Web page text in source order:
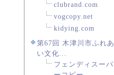
clubrand.com
vogcopy.net
kidying.com
第67回 木津川市ふれあ
い文化...
フェンディスーパ